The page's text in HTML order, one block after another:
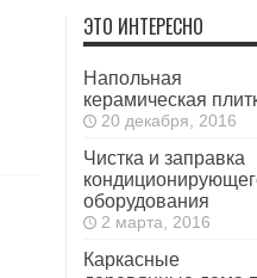
ЭТО ИНТЕРЕСНО
Напольная
керамическая
20 декабря, 2016
Чистка и заправка
оборудования
2 марта, 2016
Каркасные